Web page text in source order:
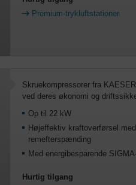
Premium-trykluftstationer
Skruekompressorer fra
ved deres økonomi og
Op til 22 kW
Højeffektiv kraftoverførsel
remefterspænding
Med energibesparende
Hurtig tilgang